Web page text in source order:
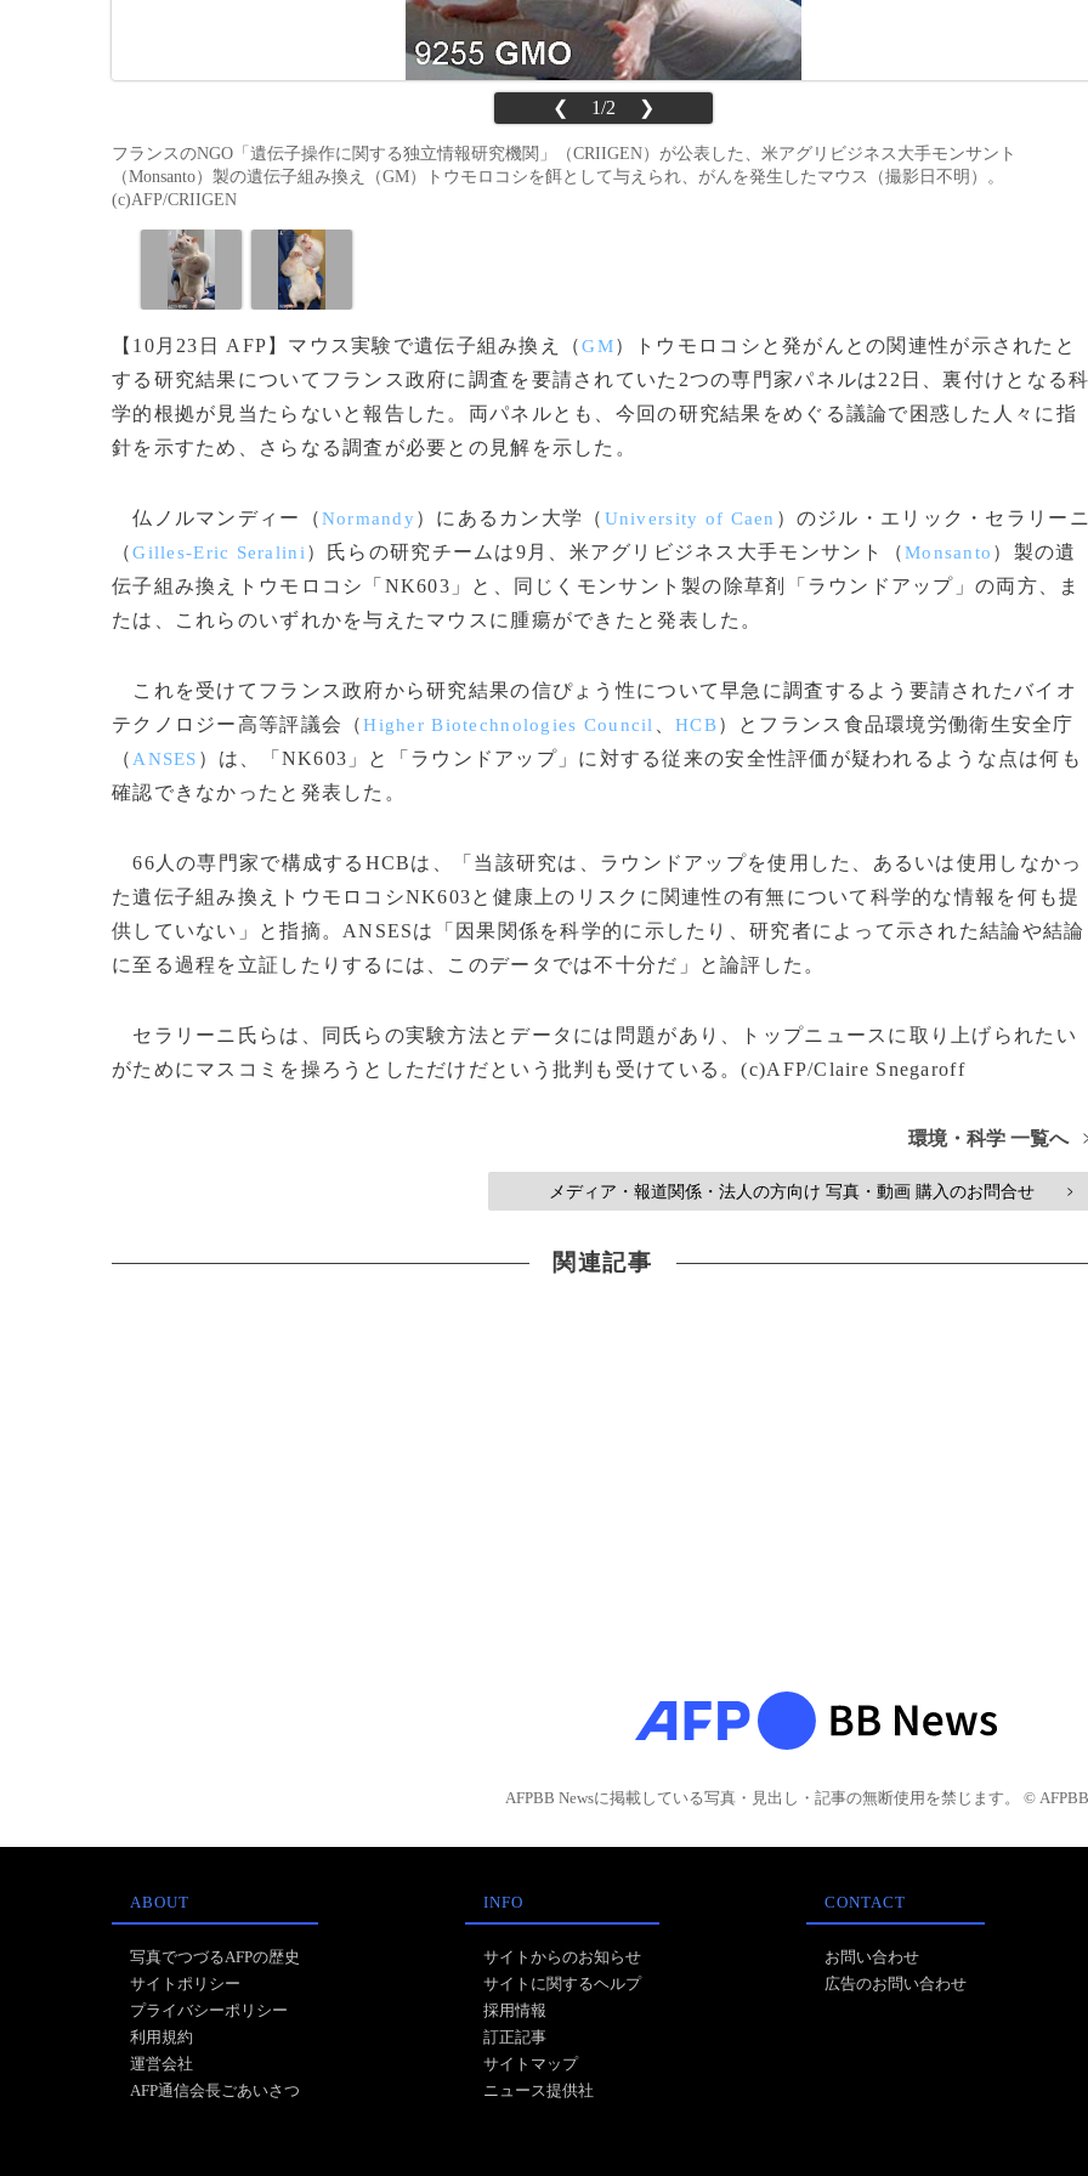
❮ 1/2 ❯
フランスのNGO「遺伝子操作に関する独立情報研究機関」（CRIIGEN）が公表した、米アグリビジネス大手モンサント
（Monsanto）製の遺伝子組み換え（GM）トウモロコシを餌として与えられ、がんを発生したマウス（撮影日不明）。
(c)AFP/CRIIGEN
【10月23日 AFP】マウス実験で遺伝子組み換え（GM）トウモロコシと発がんとの関連性が示されたと
する研究結果についてフランス政府に調査を要請されていた2つの専門家パネルは22日、裏付けとなる
学的根拠が見当たらないと報告した。両パネルとも、今回の研究結果をめぐる議論で困惑した人々に指
針を示すため、さらなる調査が必要との見解を示した。
仏ノルマンディー（Normandy）にあるカン大学（ University of Caen ）のジル・エリック・セラリー
（Gilles-Eric Seralini ）氏らの研究チームは9月、米アグリビジネス大手モンサント（Monsanto ）製の遺
伝子組み換えトウモロコシ「NK603」と、同じくモンサント製の除草剤「ラウンドアップ」の両方、ま
たは、これらのいずれかを与えたマウスに腫瘍ができたと発表した。
これを受けてフランス政府から研究結果の信ぴょう性について早急に調査するよう要請されたバイオ
テクノロジー高等評議会（Higher Biotechnologies Council 、HCB）とフランス食品環境労働衛生安全庁
（ ANSES ）は、「NK603」と「ラウンドアップ」に対する従来の安全性評価が疑われるような点は何も
確認できなかったと発表した。
66人の専門家で構成するHCBは、「当該研究は、ラウンドアップを使用した、あるいは使用しなかっ
た遺伝子組み換えトウモロコシNK603と健康上のリスクに関連性の有無について科学的な情報を何も提
供していない」と指摘。ANSESは「因果関係を科学的に示したり、研究者によって示された結論や結論
に至る過程を立証したりするには、このデータでは不十分だ」と論評した。
セラリーニ氏らは、同氏らの実験方法とデータには問題があり、トップニュースに取り上げられたい
がためにマスコミを操ろうとしただけだという批判も受けている。(c)AFP/Claire Snegaroff
環境・科学 一覧へ
メディア・報道関係・法人の方向け 写真・動画 購入のお問合せ >
関連記事
AFPBB Newsに掲載している写真・見出し・記事の無断使用を禁じます。 © AFPBB
ABOUT
写真でつづるAFPの歴史
サイトポリシー
プライバシーポリシー
利用規約
運営会社
AFP通信会長ごあいさつ
INFO
サイトからのお知らせ
サイトに関するヘルプ
採用情報
訂正記事
サイトマップ
ニュース提供社
CONTACT
お問い合わせ
広告のお問い合わせ